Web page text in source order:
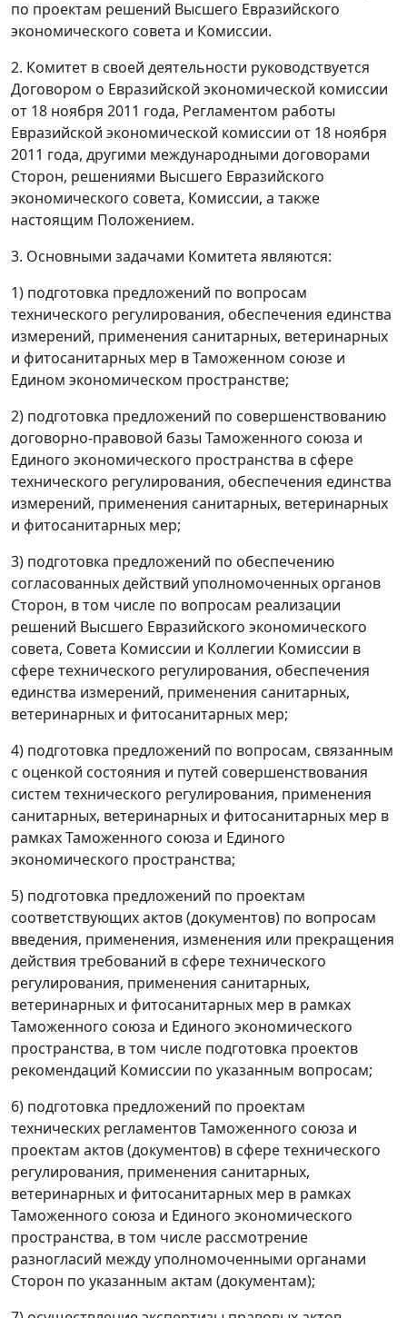
по проектам решений Высшего Евразийского
экономического совета и Комиссии.
2. Комитет в своей деятельности руководствуется
Договором о Евразийской экономической комиссии
от 18 ноября 2011 года, Регламентом работы
Евразийской экономической комиссии от 18 ноября
2011 года, другими международными договорами
Сторон, решениями Высшего Евразийского
экономического совета, Комиссии, а также
настоящим Положением.
3. Основными задачами Комитета являются:
1) подготовка предложений по вопросам
технического регулирования, обеспечения единства
измерений, применения санитарных, ветеринарных
и фитосанитарных мер в Таможенном союзе и
Едином экономическом пространстве;
2) подготовка предложений по совершенствованию
договорно-правовой базы Таможенного союза и
Единого экономического пространства в сфере
технического регулирования, обеспечения единства
измерений, применения санитарных, ветеринарных
и фитосанитарных мер;
3) подготовка предложений по обеспечению
согласованных действий уполномоченных органов
Сторон, в том числе по вопросам реализации
решений Высшего Евразийского экономического
совета, Совета Комиссии и Коллегии Комиссии в
сфере технического регулирования, обеспечения
единства измерений, применения санитарных,
ветеринарных и фитосанитарных мер;
4) подготовка предложений по вопросам, связанным
с оценкой состояния и путей совершенствования
систем технического регулирования, применения
санитарных, ветеринарных и фитосанитарных мер в
рамках Таможенного союза и Единого
экономического пространства;
5) подготовка предложений по проектам
соответствующих актов (документов) по вопросам
введения, применения, изменения или прекращения
действия требований в сфере технического
регулирования, применения санитарных,
ветеринарных и фитосанитарных мер в рамках
Таможенного союза и Единого экономического
пространства, в том числе подготовка проектов
рекомендаций Комиссии по указанным вопросам;
6) подготовка предложений по проектам
технических регламентов Таможенного союза и
проектам актов (документов) в сфере технического
регулирования, применения санитарных,
ветеринарных и фитосанитарных мер в рамках
Таможенного союза и Единого экономического
пространства, в том числе рассмотрение
разногласий между уполномоченными органами
Сторон по указанным актам (документам);